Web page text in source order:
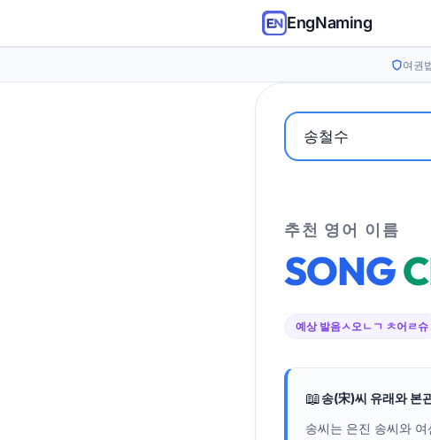
EngNaming
여권
추천 영어 이름
SONG
예상 발음ㅅ오ㄴㄱ ㅊ어ㄹ슈
📖송(宋)씨 유래와 본
송씨는 은진 송씨와